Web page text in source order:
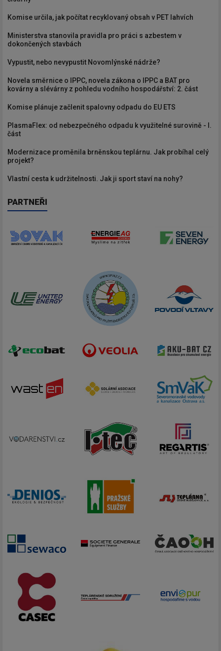
Komise určila, jak počítat recyklovaný obsah v PET lahvích
Ministerstva stanovila pravidla pro práci s azbestem v
dokončených stavbách
Vypustit, nebo nevypustit Novomlýnské nádrže?
Novela směrnice o IPPC, novela zákona o IPPC a BAT pro
kovárny a slévárny z pohledu vodního hospodářství: 2. část
Komise plánuje začlenit spalovny odpadu do EU ETS
PlasmaFlex: od nebezpečného odpadu k využitelné surovině - I.
část
Modernizace proměnila brněnskou teplárnu. Jak probíhal celý
projekt?
Vlastní cesta k udržitelnosti. Jak ji sport staví na nohy?
PARTNEŘI